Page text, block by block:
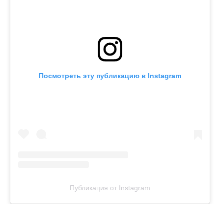
Посмотреть эту публикацию в Instagram
Публикация от Instagram